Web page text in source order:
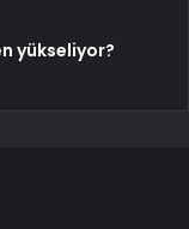
yükseliyor?